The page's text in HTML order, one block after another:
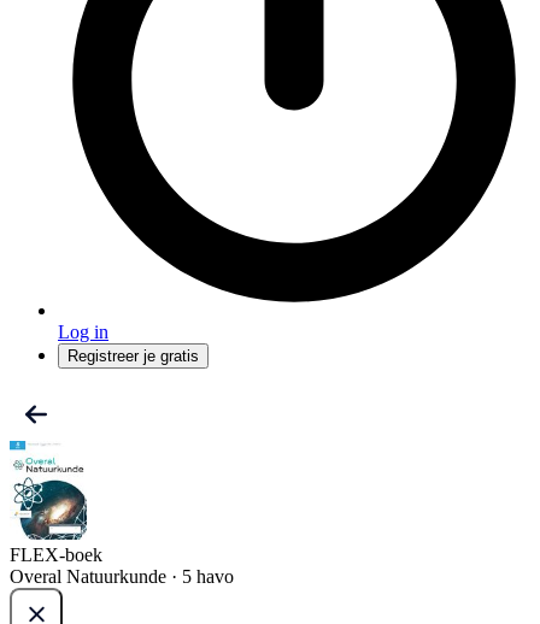
Log in
Registreer je gratis
FLEX-boek
Overal Natuurkunde · 5 havo